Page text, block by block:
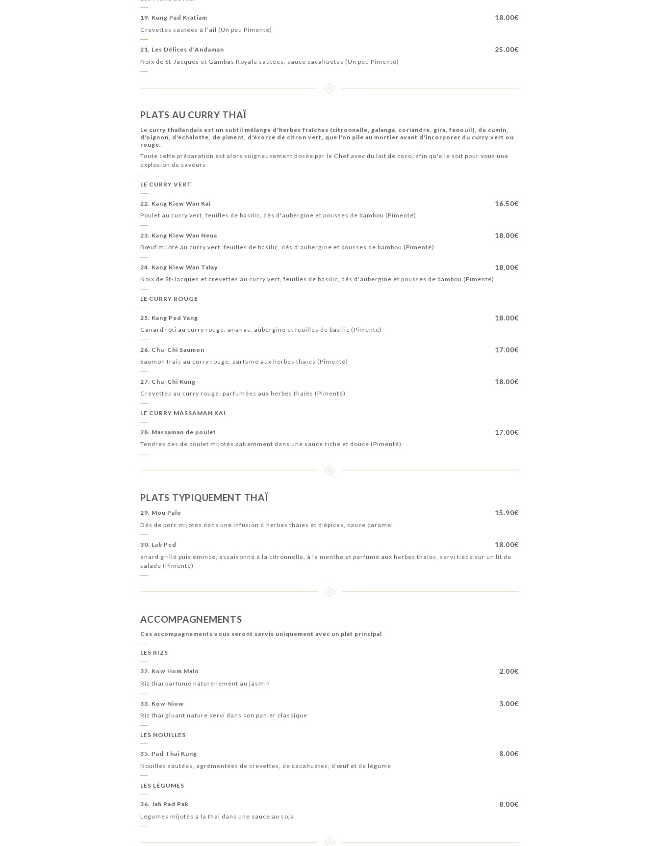
19. Kung Pad Kratiam 18.00€
Crevettes sautées à l’ail (Un peu Pimenté)
21. Les Délices d’Andaman 25.00€
Noix de St-Jacques et Gambas Royale sautées, sauce cacahuètes (Un peu Pimenté)
PLATS AU CURRY THAÏ
Le curry thaïlandais est un subtil mélange d'herbes fraîches (citronnelle, galanga, coriandre, gira, fenouil), de cumin,
d'oignon, d'échalotte, de piment, d'écorce de citron vert, que l'on pile au mortier avant d'incorporer du curry vert ou
rouge.
Toute cette préparation est alors soigneusement dosée par le Chef avec du lait de coco, afin qu'elle soit pour vous une
explosion de saveurs
LE CURRY VERT
22. Kang Kiew Wan Kai 16.50€
Poulet au curry vert, feuilles de basilic, dés d'aubergine et pousses de bambou (Pimenté)
23. Kang Kiew Wan Neua 18.00€
Bœuf mijoté au curry vert, feuilles de basilic, dés d'aubergine et pousses de bambou (Pimenté)
24. Kang Kiew Wan Talay 18.00€
Noix de St-Jacques et crevettes au curry vert, feuilles de basilic, dés d'aubergine et pousses de bambou (Pimenté)
LE CURRY ROUGE
25. Kang Ped Yang 18.00€
Canard rôti au curry rouge, ananas, aubergine et feuilles de basilic (Pimenté)
26. Chu-Chi Saumon 17.00€
Saumon frais au curry rouge, parfumé aux herbes thaïes (Pimenté)
27. Chu-Chi Kung 18.00€
Crevettes au curry rouge, parfumées aux herbes thaïes (Pimenté)
LE CURRY MASSAMAN KAI
28. Massaman de poulet 17.00€
Tendres des de poulet mijotés patiemment dans une sauce riche et douce (Pimenté)
PLATS TYPIQUEMENT THAÏ
29. Mou Palo 15.90€
Dés de porc mijotés dans une infusion d'herbes thaïes et d'épices, sauce caramel
30. Lab Ped 18.00€
anard grillé puis émincé, assaisonné à la citronnelle, à la menthe et parfumé aux herbes thaïes, servi tiède sur un lit de
salade (Pimenté)
ACCOMPAGNEMENTS
Ces accompagnements vous seront servis uniquement avec un plat principal
LES RIZS
32. Kow Hom Malo 2.00€
Riz thaï parfumé naturellement au jasmin
33. Kow Niow 3.00€
Riz thaï gluant nature servi dans son panier classique
LES NOUILLES
35. Pad Thai Kung 8.00€
Nouilles sautées, agrémentées de crevettes, de cacahuètes, d’œuf et de légume
LES LÉGUMES
36. Jab Pad Pak 8.00€
Légumes mijotés à la thaï dans une sauce au soja